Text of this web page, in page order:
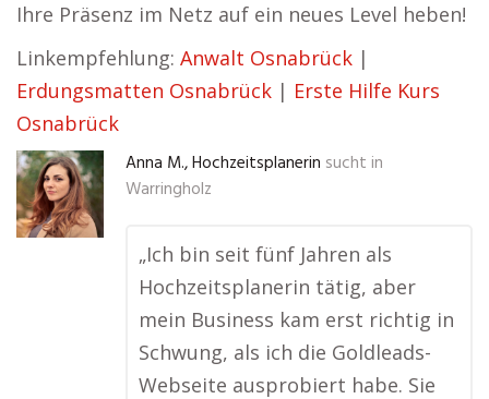
Ihre Präsenz im Netz auf ein neues Level heben!
Linkempfehlung: Anwalt Osnabrück |
Erdungsmatten Osnabrück | Erste Hilfe Kurs
Osnabrück
Anna M., Hochzeitsplanerin sucht in
Warringholz
„Ich bin seit fünf Jahren als
Hochzeitsplanerin tätig, aber
mein Business kam erst richtig in
Schwung, als ich die Goldleads-
Webseite ausprobiert habe. Sie